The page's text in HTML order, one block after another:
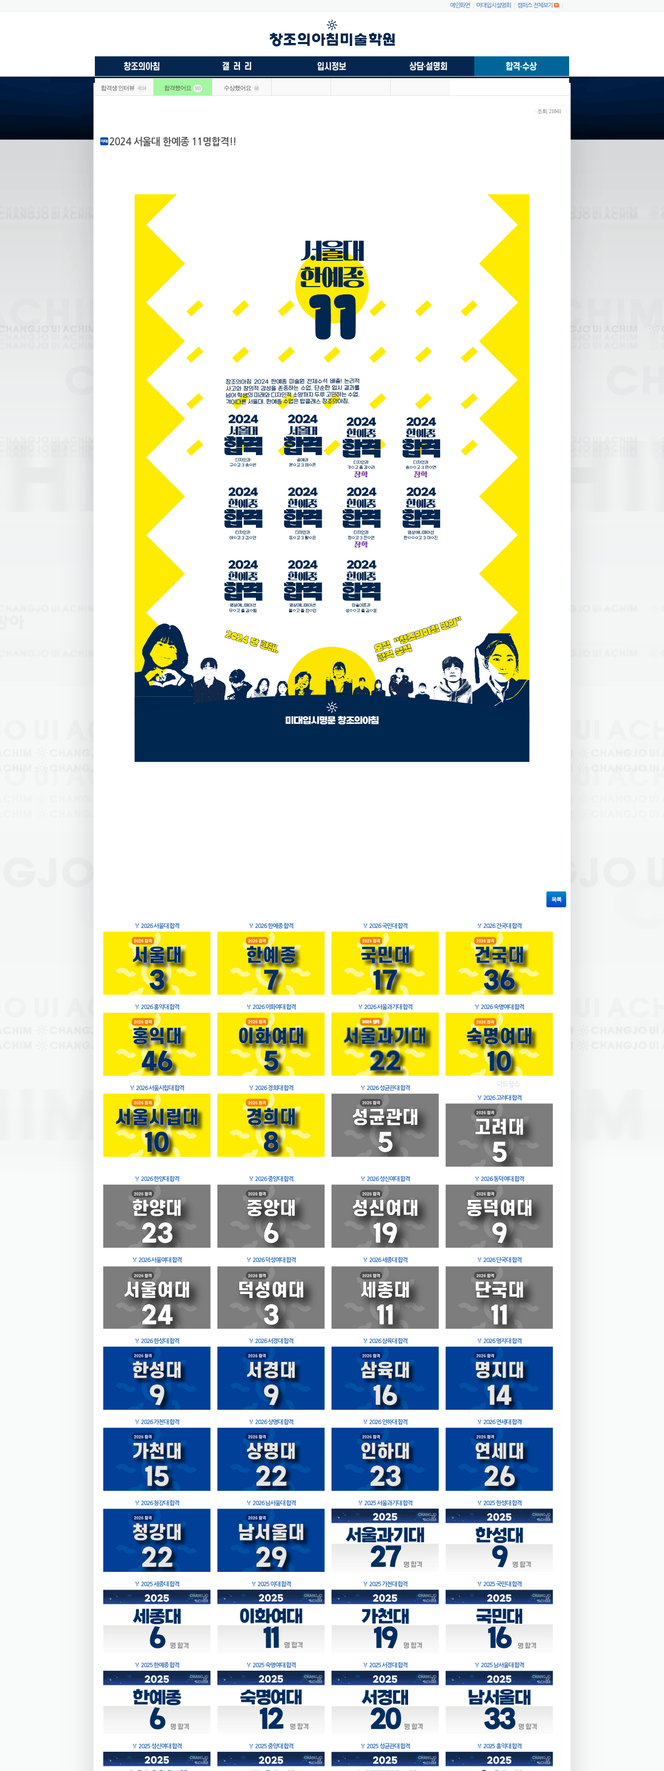
메인화면 미대입시설명회 캠퍼스 전체보기
합격생 인터뷰 4114 합격했어요 183 수상했어요 68
ㆍ조회: 21841
2024 서울대 한예종 11명합격!!
목록
🏅 2026 서울대 합격 🏅 2026 한예종 합격 🏅 2026 국민대 합격 🏅 2026 건국대 합격
🏅 2026 홍익대 합격 🏅 2026 이화여대 합격 🏅 2026 서울과기대 합격 🏅 2026 숙명여대 합격
🏅 2026 서울시립대 합격 🏅 2026 경희대 합격 🏅 2026 성균관대 합격
🏅 2026 고려대 합격
🏅 2026 한양대 합격 🏅 2026 중앙대 합격 🏅 2026 성신여대 합격 🏅 2026 동덕여대 합격
🏅 2026 서울여대 합격 🏅 2026 덕성여대 합격 🏅 2026 세종대 합격 🏅 2026 단국대 합격
🏅 2026 한성대 합격 🏅 2026 서경대 합격 🏅 2026 삼육대 합격 🏅 2026 명지대 합격
🏅 2026 가천대 합격 🏅 2026 상명대 합격 🏅 2026 인하대 합격 🏅 2026 연세대 합격
🏅 2026 청강대 합격 🏅 2026 남서울대 합격 🏅 2025 서울과기대 합격 🏅 2025 한성대 합격
🏅 2025 세종대 합격 🏅 2025 이대 합격 🏅 2025 가천대 합격 🏅 2025 국민대 합격
🏅 2025 한예종 합격 🏅 2025 숙명여대 합격 🏅 2025 서경대 합격 🏅 2025 남서울대 합격
🏅 2025 성신여대 합격 🏅 2025 중앙대 합격 🏅 2025 성균관대 합격 🏅 2025 홍익대 합격